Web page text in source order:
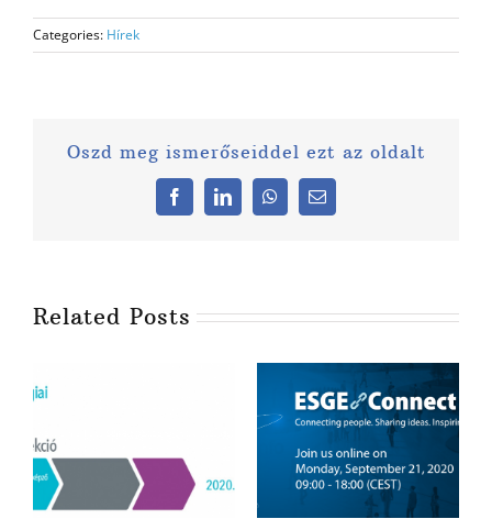
Categories: Hírek
Oszd meg ismerőseiddel ezt az oldalt
FacebookLinkedInWhatsApp
Email
Related Posts